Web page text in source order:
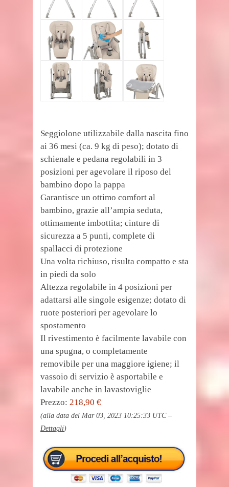
Seggiolone utilizzabile dalla nascita fino
ai 36 mesi (ca. 9 kg di peso); dotato di
schienale e pedana regolabili in 3
posizioni per agevolare il riposo del
bambino dopo la pappa
Garantisce un ottimo comfort al
bambino, grazie all’ampia seduta,
ottimamente imbottita; cinture di
sicurezza a 5 punti, complete di
spallacci di protezione
Una volta richiuso, risulta compatto e sta
in piedi da solo
Altezza regolabile in 4 posizioni per
adattarsi alle singole esigenze; dotato di
ruote posteriori per agevolare lo
spostamento
Il rivestimento è facilmente lavabile con
una spugna, o completamente
removibile per una maggiore igiene; il
vassoio di servizio è asportabile e
lavabile anche in lavastoviglie
Prezzo: 218,90 €
(alla data del Mar 03, 2023 10:25:33 UTC –
Dettagli)